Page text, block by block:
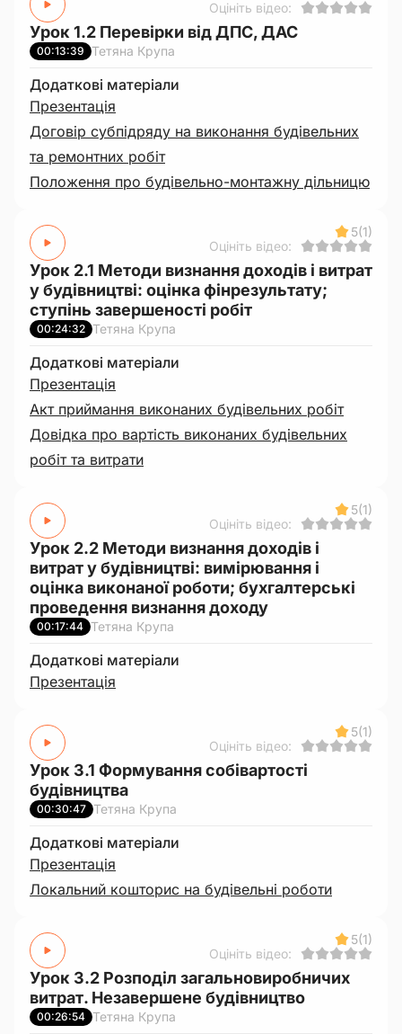
Оцініть відео:
Урок 1.2 Перевірки від ДПС, ДАС
00:13:39 Тетяна Крупа
Додаткові матеріали
Презентація
Договір субпідряду на виконання будівельних
та ремонтних робіт
Положення про будівельно-монтажну дільницю
5(1)
Оцініть відео:
Урок 2.1 Методи визнання доходів і витрат
у будівництві: оцінка фінрезультату;
ступінь завершеності робіт
00:24:32 Тетяна Крупа
Додаткові матеріали
Презентація
Акт приймання виконаних будівельних робіт
Довідка про вартість виконаних будівельних
робіт та витрати
5(1)
Оцініть відео:
Урок 2.2 Методи визнання доходів і
витрат у будівництві: вимірювання і
оцінка виконаної роботи; бухгалтерські
проведення визнання доходу
00:17:44 Тетяна Крупа
Додаткові матеріали
Презентація
5(1)
Оцініть відео:
Урок 3.1 Формування собівартості
будівництва
00:30:47 Тетяна Крупа
Додаткові матеріали
Презентація
Локальний кошторис на будівельні роботи
5(1)
Оцініть відео:
Урок 3.2 Розподіл загальновиробничих
витрат. Незавершене будівництво
00:26:54 Тетяна Крупа